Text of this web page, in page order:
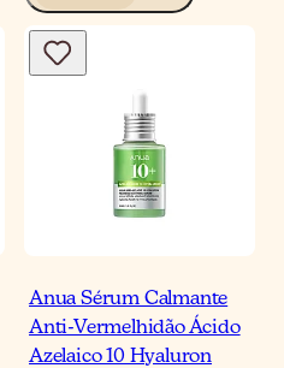
Anua Sérum Calmante
Anti-Vermelhidão Ácido
Azelaico 10 Hyaluron